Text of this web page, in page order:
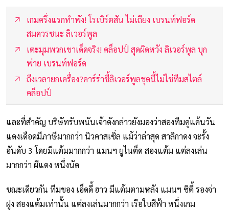
เกมครึ่งแรกทำพัง! โรเบิร์ตสัน ไม่เถียง เบรนท์ฟอร์ด
สมควรชนะ ลิเวอร์พูล
เตะมุมพวกเขาเด็ดจริง! คล็อปป์ สุดผิดหวัง ลิเวอร์พูล บุก
พ่าย เบรนท์ฟอร์ด
ถึงเวลายกเครื่อง?คาร์ร่าชี้ลิเวอร์พูลชุดนี้ไม่ใช่ทีมสไตล์
คล็อปป์
และที่สำคัญ บริษัทรับพนันเจ้าดังกล่าวยังมองว่าสองทีมคู่แค้นวัน
แดงเดือดมีภาษีมากกว่า นิวคาสเซิ่ล แม้ว่าล่าสุด สาลิกาดง จะรั้ง
อันดับ 3 โดยมีแต้มมากกว่า แมนฯ ยูไนต็ด สองแต้ม แต่ลงเล่น
มากกว่า ผีแดง หนึ่งนัด
ขณะเดียวกัน ทีมของ เอ็ดดี้ ฮาว มีแต้มตามหลัง แมนฯ ซิตี้ รองจ่า
ฝูง สองแต้มเท่านั้น แต่ลงเล่นมากกว่า เรือใบสีฟ้า หนึ่งเกม